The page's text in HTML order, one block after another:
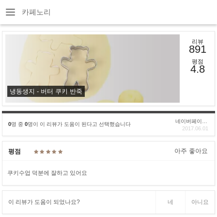
카페노리
냉동생지 - 버터 쿠키 반죽
리뷰
891
평점
4.8
0명 중 0명이 이 리뷰가 도움이 된다고 선택했습니다
2017.06.01
평점 아주 좋아요
쿠키수업 덕분에 잘하고 있어요
이 리뷰가 도움이 되었나요? 네 아니요